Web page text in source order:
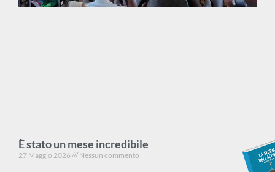
È stato un mese incredibile
27 Maggio 2026 Nessun commento